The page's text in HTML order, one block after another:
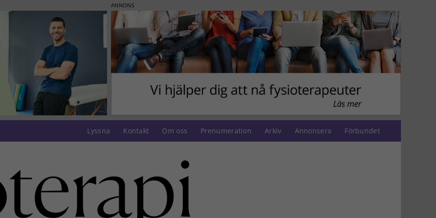
ANNONS
Lyssna Kontakt Om oss Prenumeration Arkiv Annonsera Förbundet